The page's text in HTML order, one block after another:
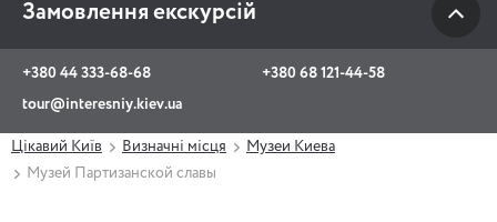
Замовлення екскурсій
+380 44 333-68-68
+380 68 121-44-58
tour@interesniy.kiev.ua
Viber WhatsApp
Цікавий Київ Визначні місця
Музеи Киева
Музей Партизанской славы